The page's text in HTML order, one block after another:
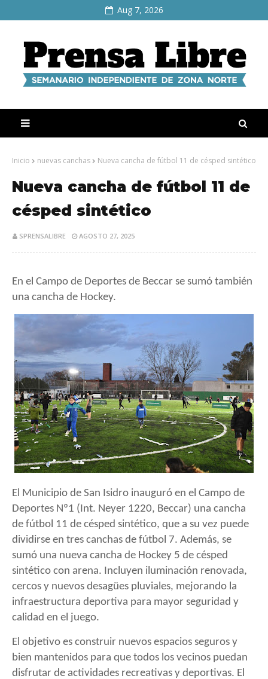
Aug 7, 2026
Inicio nuevas canchas Nueva cancha de fútbol 11 de césped sintético
Nueva cancha de fútbol 11 de
césped sintético
SPRENSALIBRE AGOSTO 27, 2025
En el Campo de Deportes de Beccar se sumó también
una cancha de Hockey.
El Municipio de San Isidro inauguró en el Campo de
Deportes Nº1 (Int. Neyer 1220, Beccar) una cancha
de fútbol 11 de césped sintético, que a su vez puede
dividirse en tres canchas de fútbol 7. Además, se
sumó una nueva cancha de Hockey 5 de césped
sintético con arena. Incluyen iluminación renovada,
cercos y nuevos desagües pluviales, mejorando la
infraestructura deportiva para mayor seguridad y
calidad en el juego.
El objetivo es construir nuevos espacios seguros y
bien mantenidos para que todos los vecinos puedan
disfrutar de actividades recreativas y deportivas. El